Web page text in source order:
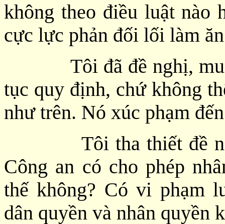
không theo điều luật nào
cực lực phản đối lối làm
Tôi đã đề nghị, muốn
tục quy định, chứ không
như trên. Nó xúc phạm
Tôi tha thiết đề nghị
Công an có cho phép
thế không? Có vi phạm
dân quyền và nhân quyền